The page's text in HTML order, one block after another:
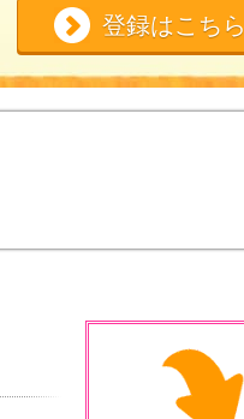
登録はこちら